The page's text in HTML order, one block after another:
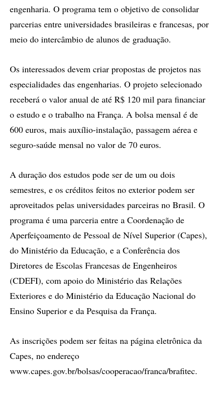
engenharia. O programa tem o objetivo de consolidar
parcerias entre universidades brasileiras e francesas, por
meio do intercâmbio de alunos de graduação.
Os interessados devem criar propostas de projetos nas
especialidades das engenharias. O projeto selecionado
receberá o valor anual de até R$ 120 mil para financiar
o estudo e o trabalho na França. A bolsa mensal é de
600 euros, mais auxílio-instalação, passagem aérea e
seguro-saúde mensal no valor de 70 euros.
A duração dos estudos pode ser de um ou dois
semestres, e os créditos feitos no exterior podem ser
aproveitados pelas universidades parceiras no Brasil. O
programa é uma parceria entre a Coordenação de
Aperfeiçoamento de Pessoal de Nível Superior (Capes),
do Ministério da Educação, e a Conferência dos
Diretores de Escolas Francesas de Engenheiros
(CDEFI), com apoio do Ministério das Relações
Exteriores e do Ministério da Educação Nacional do
Ensino Superior e da Pesquisa da França.
As inscrições podem ser feitas na página eletrônica da
Capes, no endereço
www.capes.gov.br/bolsas/cooperacao/franca/brafitec.